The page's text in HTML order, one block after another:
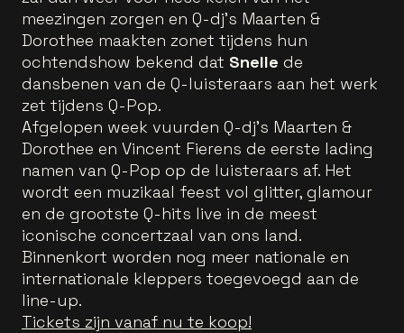
meezingen zorgen en Q-dj’s Maarten &
Dorothee maakten zonet tijdens hun
ochtendshow bekend dat Snelle de
dansbenen van de Q-luisteraars aan het werk
zet tijdens Q-Pop.
Afgelopen week vuurden Q-dj’s Maarten &
Dorothee en Vincent Fierens de eerste lading
namen van Q-Pop op de luisteraars af. Het
wordt een muzikaal feest vol glitter, glamour
en de grootste Q-hits live in de meest
iconische concertzaal van ons land.
Binnenkort worden nog meer nationale en
internationale kleppers toegevoegd aan de
line-up.
Tickets zijn vanaf nu te koop!